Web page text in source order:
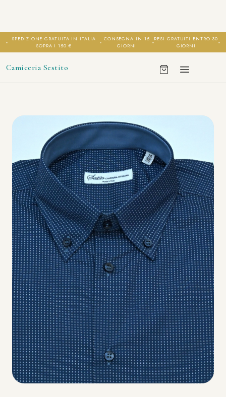
SPEDIZIONE GRATUITA IN ITALIA
SOPRA I 150 €
CONSEGNA IN 15
GIORNI
RESI GRATUITI ENTRO 30
GIORNI
Camiceria Sestito